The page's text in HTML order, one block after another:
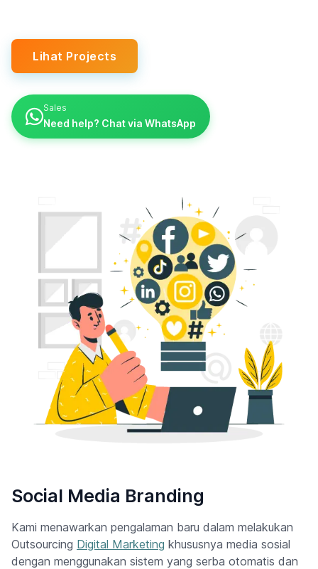
Lihat Projects
Sales
Need help? Chat via WhatsApp
Social Media Branding
Kami menawarkan pengalaman baru dalam melakukan
Outsourcing Digital Marketing khususnya media sosial
dengan menggunakan sistem yang serba otomatis dan